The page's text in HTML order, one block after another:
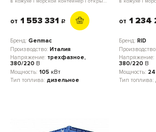
от 1 553 331 c
Бренд: Genmac
Производство: Италия
Напряжение: трехфазное,
380/220 В
Мощность: 105 кВт
Тип топлива: дизельное
от 1 234
Бренд: RID
Производство:
Напряжение:
380/220 В
Мощность: 24
Тип топлива: